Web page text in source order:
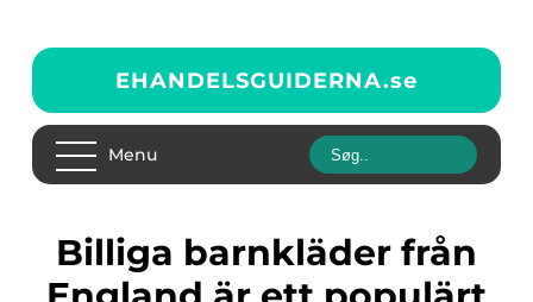
EHANDELSGUIDERNA.se
Menu
Billiga barnkläder från